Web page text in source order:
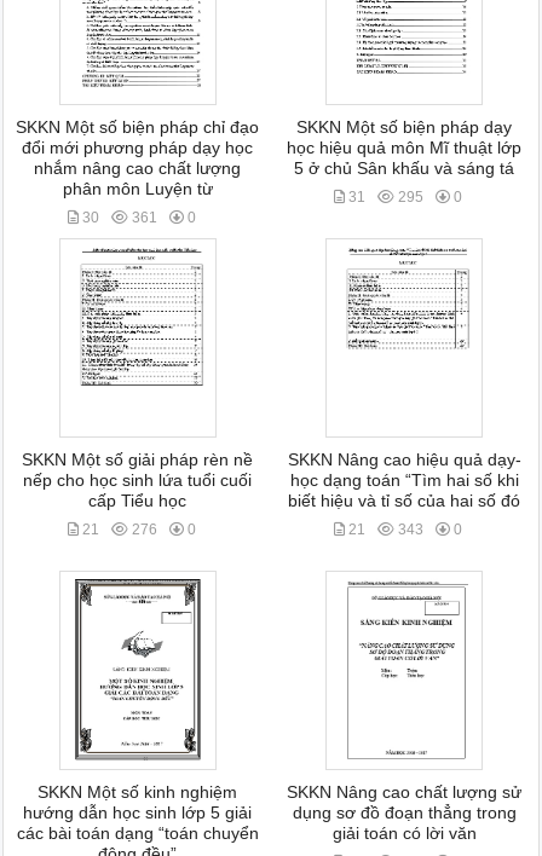
SKKN Một số biện pháp chỉ đạo
đổi mới phương pháp dạy học
nhắm nâng cao chất lượng
phân môn Luyện từ
30 361 0
SKKN Một số biện pháp dạy
học hiệu quả môn Mĩ thuật lớp
5 ở chủ Sân khấu và sáng tá
31 295 0
SKKN Một số giải pháp rèn nề
nếp cho học sinh lứa tuổi cuối
cấp Tiểu học
21 276 0
SKKN Nâng cao hiệu quả dạy-
học dạng toán “Tìm hai số khi
biết hiệu và tỉ số của hai số đó
21 343 0
SKKN Một số kinh nghiệm
hướng dẫn học sinh lớp 5 giải
các bài toán dạng “toán chuyển
SKKN Nâng cao chất lượng sử
dụng sơ đồ đoạn thẳng trong
giải toán có lời văn